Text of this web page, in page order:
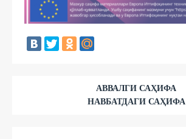
АВВАЛГИ САҲИФА
НАВБАТДАГИ САҲИФА